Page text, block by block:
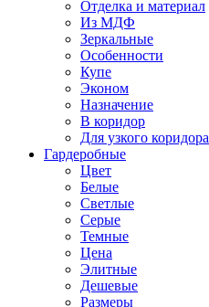
Отделка и материал
Из МДФ
Зеркальные
Особенности
Купе
Эконом
Назначение
В коридор
Для узкого коридора
Гардеробные
Цвет
Белые
Светлые
Серые
Темные
Цена
Элитные
Дешевые
Размеры